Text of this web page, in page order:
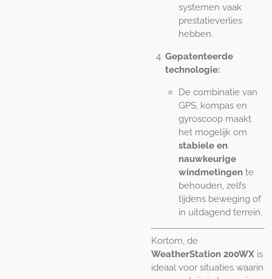
systemen vaak
prestatieverlies
hebben.
Gepatenteerde
technologie:
De combinatie van
GPS, kompas en
gyroscoop maakt
het mogelijk om
stabiele en
nauwkeurige
windmetingen te
behouden, zelfs
tijdens beweging of
in uitdagend terrein.
Kortom, de
WeatherStation 200WX is
ideaal voor situaties waarin